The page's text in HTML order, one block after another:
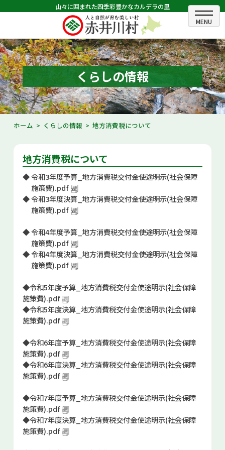
山々に囲まれた四季彩豊かなカルデラの里
ホーム
むらのできごと
むらのプロフィール
くらしの情報
ふるさと納税
観光・イベント情報
あかいがわ広報
お問い合せ
くらしの情報
ホーム くらしの情報 地方消費税について
地方消費税について
◆令和3年度予算_地方消費税交付金使途明示(社会保障
施策費).pdf
◆令和3年度決算_地方消費税交付金使途明示(社会保障
施策費).pdf
◆令和4年度予算_地方消費税交付金使途明示(社会保障
施策費).pdf
◆令和4年度決算_地方消費税交付金使途明示(社会保障
施策費).pdf
◆令和5年度予算_地方消費税交付金使途明示(社会保障
施策費).pdf
◆令和5年度決算_地方消費税交付金使途明示(社会保障
施策費).pdf
◆令和6年度予算_地方消費税交付金使途明示(社会保障
施策費).pdf
◆令和6年度決算_地方消費税交付金使途明示(社会保障
施策費).pdf
◆令和7年度予算_地方消費税交付金使途明示(社会保障
施策費).pdf
◆令和7年度決算_地方消費税交付金使途明示(社会保障
施策費).pdf